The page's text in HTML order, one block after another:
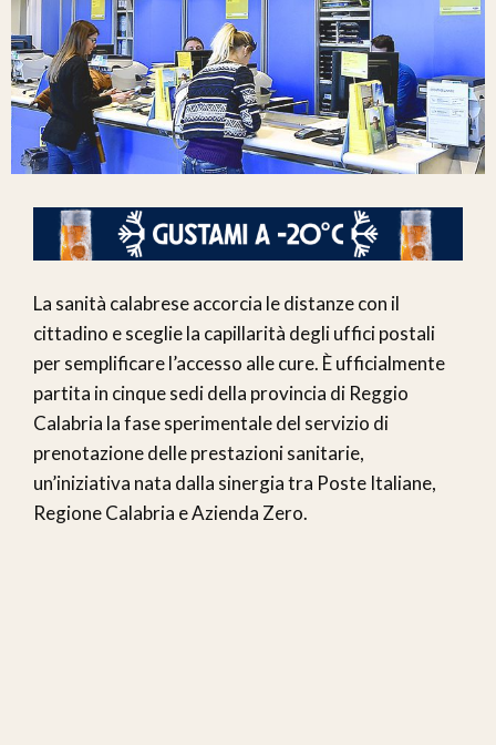
La sanità calabrese accorcia le distanze con il
cittadino e sceglie la capillarità degli uffici postali
per semplificare l’accesso alle cure. È ufficialmente
partita in cinque sedi della provincia di Reggio
Calabria la fase sperimentale del servizio di
prenotazione delle prestazioni sanitarie,
un’iniziativa nata dalla sinergia tra Poste Italiane,
Regione Calabria e Azienda Zero.